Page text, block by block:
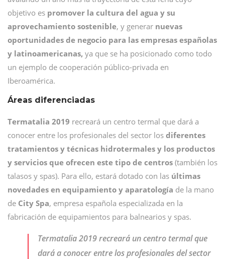
objetivo es promover la cultura del agua y su
aprovechamiento sostenible, y generar nuevas
oportunidades de negocio para las empresas españolas
y latinoamericanas, ya que se ha posicionado como todo
un ejemplo de cooperación público-privada en
Iberoamérica.
Áreas diferenciadas
Termatalia 2019 recreará un centro termal que dará a
conocer entre los profesionales del sector los diferentes
tratamientos y técnicas hidrotermales y los productos
y servicios que ofrecen este tipo de centros (también los
talasos y spas). Para ello, estará dotado con las últimas
novedades en equipamiento y aparatología de la mano
de City Spa, empresa española especializada en la
fabricación de equipamientos para balnearios y spas.
Termatalia 2019 recreará un centro termal que
dará a conocer entre los profesionales del sector